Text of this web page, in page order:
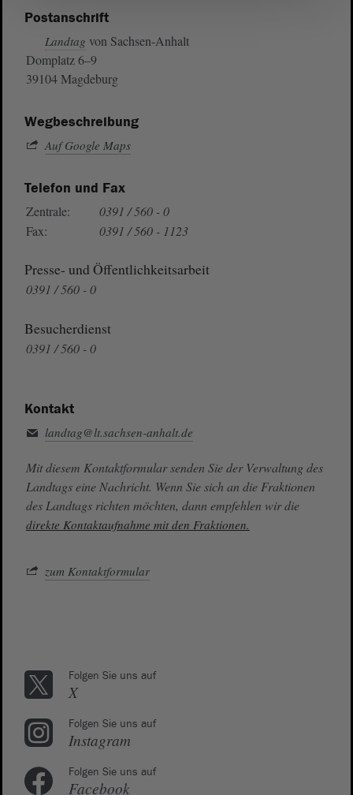
Postanschrift
Landtag von Sachsen-Anhalt
Domplatz 6–9
39104 Magdeburg
Wegbeschreibung
Auf Google Maps
Telefon und Fax
Zentrale:
0391 / 560 - 0
Fax:
0391 / 560 - 1123
Presse- und Öffentlichkeitsarbeit
0391 / 560 - 0
Besucherdienst
0391 / 560 - 0
Kontakt
landtag@lt.sachsen-anhalt.de
Mit diesem Kontaktformular senden Sie der Verwaltung des
Landtags eine Nachricht. Wenn Sie sich an die Fraktionen
des Landtags richten möchten, dann empfehlen wir die
direkte Kontaktaufnahme mit den Fraktionen.
zum Kontaktformular
Folgen Sie uns auf
X
Folgen Sie uns auf
Instagram
Folgen Sie uns auf
Facebook